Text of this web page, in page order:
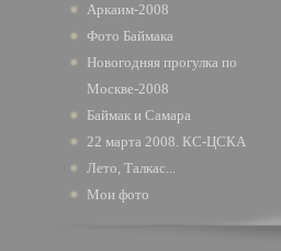
Аркаим-2008
Фото Баймака
Новогодняя прогулка по
Москве-2008
Баймак и Самара
22 марта 2008. КС-ЦСКА
Лето, Талкас...
Мои фото